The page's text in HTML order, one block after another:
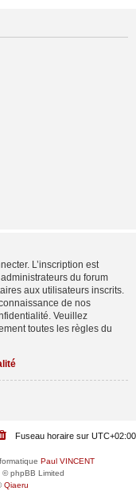
L’inscription est
du forum
aux utilisateurs inscrits.
de nos
Veuillez
toutes les règles du
Fuseau horaire sur UTC+02:00
Paul VINCENT
© phpBB Limited
Qiaeru